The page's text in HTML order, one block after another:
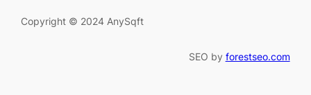
Copyright © 2024 AnySqft
SEO by forestseo.com